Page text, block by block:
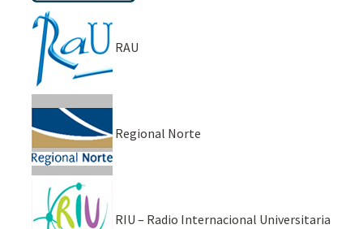
RAU
Regional Norte
RIU – Radio Internacional Universitaria